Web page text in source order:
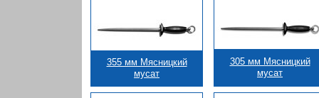
355 мм Мясницкий
мусат
305 мм Мясницкий
мусат